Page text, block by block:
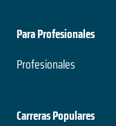
Para Profesionales
Profesionales
Carreras Populares